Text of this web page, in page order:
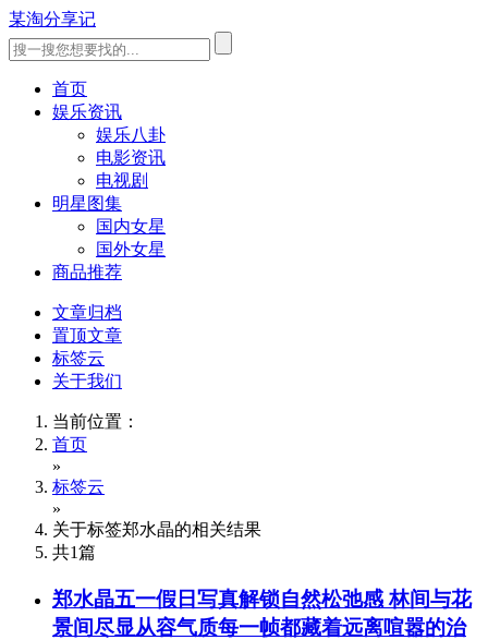
某淘分享记
首页
娱乐资讯
娱乐八卦
电影资讯
电视剧
明星图集
国内女星
国外女星
商品推荐
文章归档
置顶文章
标签云
关于我们
当前位置：
首页
»
标签云
»
关于标签郑水晶的相关结果
共1篇
郑水晶五一假日写真解锁自然松弛感 林间与花
景间尽显从容气质每一帧都藏着远离喧嚣的治